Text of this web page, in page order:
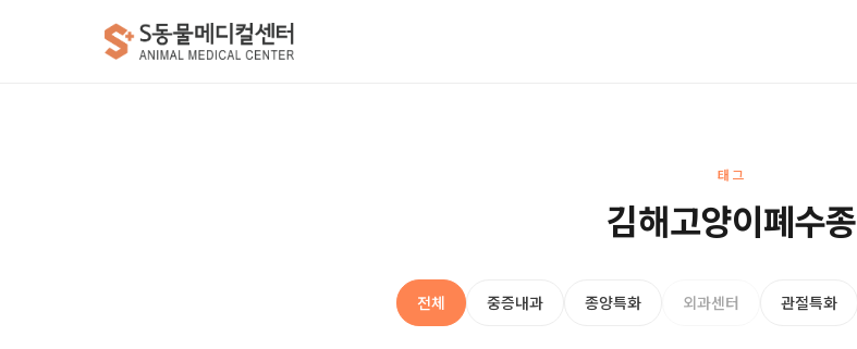
태그
김해고양이폐수종
전체 중증내과 종양특화 외과센터 관절특화